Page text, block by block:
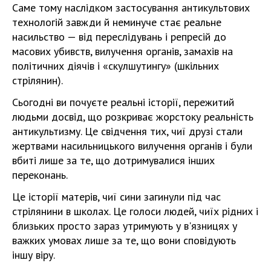
Саме тому наслідком застосування антикультових
технологій завжди й неминуче стає реальне
насильство — від переслідувань і репресій до
масових убивств, вилучення органів, замахів на
політичних діячів і «скулшутингу» (шкільних
стрілянин).
Сьогодні ви почуєте реальні історії, пережитий
людьми досвід, що розкриває жорстоку реальність
антикультизму. Це свідчення тих, чиї друзі стали
жертвами насильницького вилучення органів і були
вбиті лише за те, що дотримувалися інших
переконань.
Це історії матерів, чиї сини загинули під час
стрілянини в школах. Це голоси людей, чиїх рідних і
близьких просто зараз утримують у в'язницях у
важких умовах лише за те, що вони сповідують
іншу віру.